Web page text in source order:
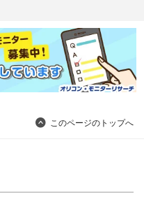
このページのトップへ